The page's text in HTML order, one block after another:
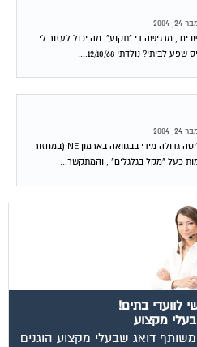
2004
35 , עובדת במחשבים , מרגישה די "תקוע" .מה יכול לעזור לי
נולדתי 12/10/68....
2004
ישנם יועצים המתייחסים לחוסר או בליטה גדולה מידי בבגוואה בארמון NE (במחזור
לוועדי בתים!
מקצוע
דואג שבעלי מקצוע הוגנים